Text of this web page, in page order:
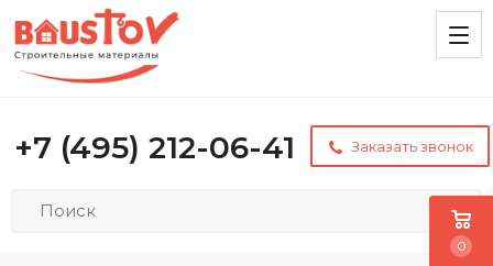
+7 (495) 212-06-41 Заказать звонок
0